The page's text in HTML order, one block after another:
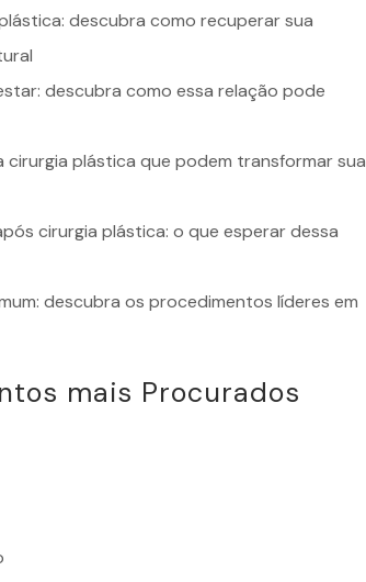
descubra como recuperar sua
descubra como essa relação pode
cirurgia plástica que podem transformar sua
cirurgia plástica: o que esperar dessa
descubra os procedimentos líderes em
mais Procurados